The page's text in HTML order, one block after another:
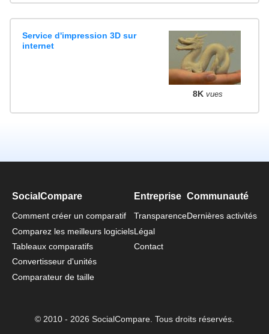
Service d'impression 3D sur
internet
8K vues
SocialCompare
Comment créer un comparatif
Comparez les meilleurs logiciels
Tableaux comparatifs
Convertisseur d'unités
Comparateur de taille
Entreprise
Transparence
Légal
Contact
Communauté
Dernières activités
© 2010 - 2026 SocialCompare. Tous droits réservés.